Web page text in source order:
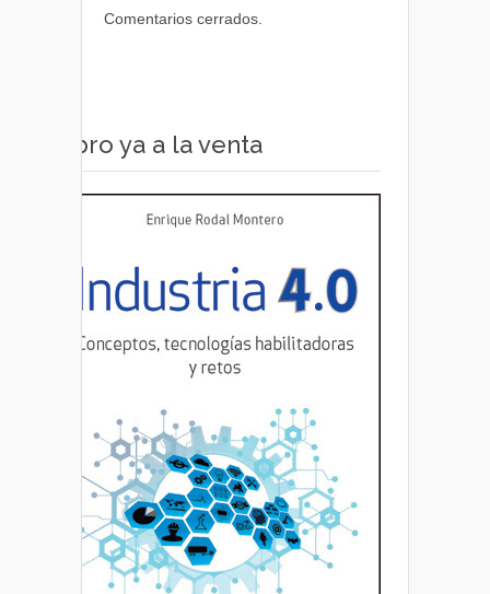
Comentarios cerrados.
Libro ya a la venta